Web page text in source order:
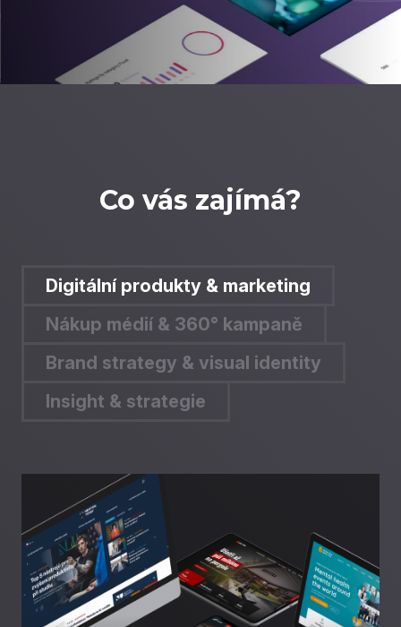
Co vás zajímá?
Digitální produkty & marketing
Nákup médií & 360° kampaně
Brand strategy & visual identity
Insight & strategie